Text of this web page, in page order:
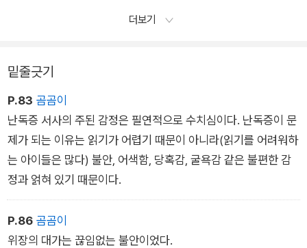
_4장 | 모든 글자가 꽃처럼 피어난다면
더보기
밑줄긋기
P.83 곰곰이
난독증 서사의 주된 감정은 필연적으로 수치심이다. 난독증이 문
제가 되는 이유는 읽기가 어렵기 때문이 아니라(읽기를 어려워하
는 아이들은 많다) 불안, 어색함, 당혹감, 굴욕감 같은 불편한 감
정과 얽혀 있기 때문이다.
P.86 곰곰이
위장의 대가는 끊임없는 불안이었다.